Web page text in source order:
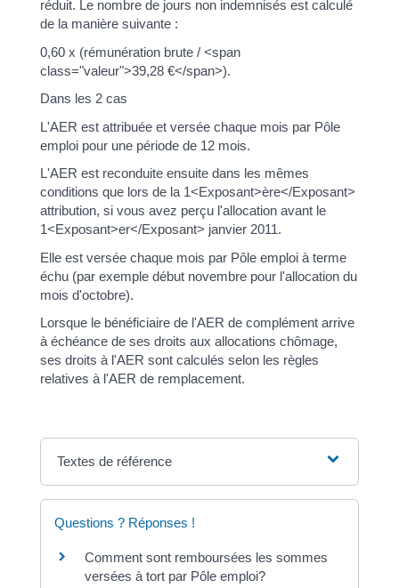
réduit. Le nombre de jours non indemnisés est calculé
de la manière suivante :
0,60 x (rémunération brute / <span
class="valeur">39,28 €</span>).
Dans les 2 cas
L'AER est attribuée et versée chaque mois par Pôle
emploi pour une période de 12 mois.
L'AER est reconduite ensuite dans les mêmes
conditions que lors de la 1<Exposant>ère</Exposant>
attribution, si vous avez perçu l'allocation avant le
1<Exposant>er</Exposant> janvier 2011.
Elle est versée chaque mois par Pôle emploi à terme
échu (par exemple début novembre pour l'allocation du
mois d'octobre).
Lorsque le bénéficiaire de l'AER de complément arrive
à échéance de ses droits aux allocations chômage,
ses droits à l'AER sont calculés selon les règles
relatives à l'AER de remplacement.
Textes de référence
Questions ? Réponses !
Comment sont remboursées les sommes
versées à tort par Pôle emploi?